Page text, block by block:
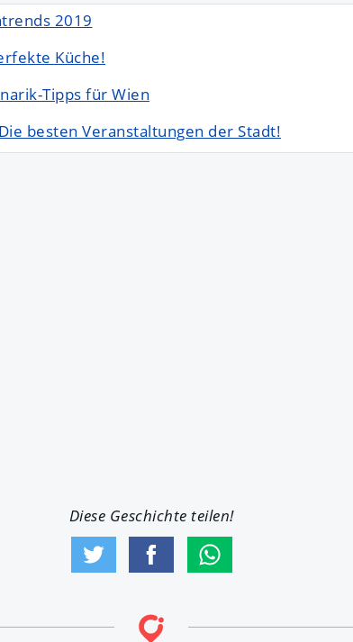
2019
Küche!
Tipps für Wien
Die besten Veranstaltungen der Stadt!
Diese Geschichte teilen!